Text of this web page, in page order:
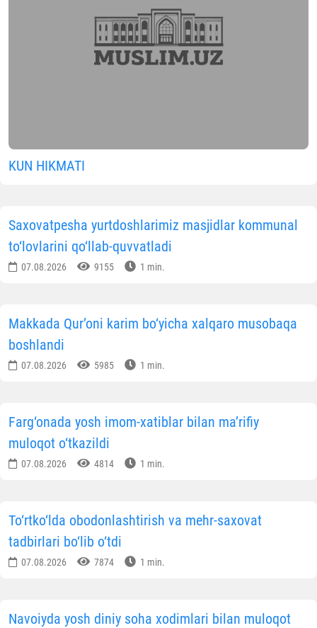
KUN HIKMATI
Saxovatpesha yurtdoshlarimiz masjidlar kommunal
to‘lovlarini qo‘llab-quvvatladi
07.08.2026 9155 1 min.
Makkada Qur’oni karim bo‘yicha xalqaro musobaqa
boshlandi
07.08.2026 5985 1 min.
Farg‘onada yosh imom-xatiblar bilan ma’rifiy
muloqot o‘tkazildi
07.08.2026 4814 1 min.
To‘rtko‘lda obodonlashtirish va mehr-saxovat
tadbirlari bo‘lib o‘tdi
07.08.2026 7874 1 min.
Navoiyda yosh diniy soha xodimlari bilan muloqot